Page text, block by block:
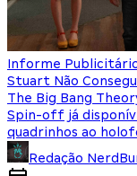
Informe
Stuart Não
The Big Bang
Spin-off já
quadrinhos ao
Redação